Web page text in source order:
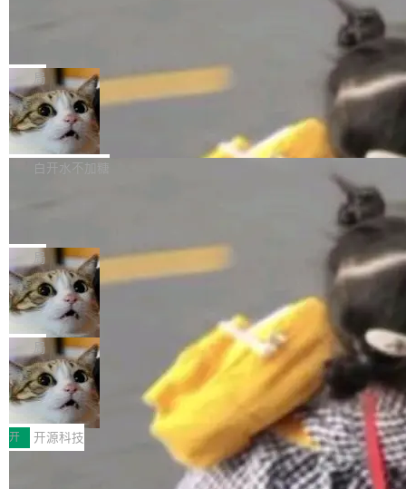
质的最低采样率）的音频格式将被拒绝 修复了 C
SS 圆角虚线样式中可能存在的问题 如果表单中
的图像元素不在同一个子树中，则它们将不再关
联 加...
最强的若干项。对于尚未正式发版的 PG 19，则
通过拉取过去一年内（从 PG 18 Beta1 时间点
至今）的所有 commit，同样交由 AI 分析提炼。
经过人工复核，准确度令人满意。这一方法也为
社区爱好者提供了高效跟踪新版本的思路。
维护工作一直与我的日常工作、家务、社交生活
和休闲娱乐竞争时间。" 这是 libexpat 维护者 S
ebastian Pipping 写在博客里的话。8 月 4 日，
他宣布了一个新消息：从 2026 年 8 月 1 日起，
他可以全职维护 libexpat 了，最长 6 个月。发
库之一。你的操作系统、浏览器、无数的基础设
施软件，很可能都在用它。而过去十年，维护它
的人一直在用业余...
局
Firefox 153.0.3 发布
Firefox 153.0.3 现已发布，具体更新内容如
下： New Smart Window 包含多项增强功能：
gi?id=2019042">Bug&nbsp;2019042</a>）</l
i> <li>现在，助手可以直接使用 Exa 的网络搜索
结果回答问题，而无需将问题转交给搜索引擎。
（<a href="https://bugzilla.mozilla.org/show_
bug.cgi?id=204...
白开水不加糖
的 npm 包。项目的核心论点是：容器不适合 Ag
ent 计算。真正适合的，是 Isolate。 Cloudflare
工程师在这件事上没什么可谦虚的——他们用 W
orkers 跑了十年 Isolate。用 CEO Matthew Pri
nce 的话说：「我们一生都在用 Isolate 运行代
码，而 AI Agent 不需要容器，它们需要的是 Iso
late。」 容器为什么不合适 容器的问题在于启动
和销毁都太重了。一个 Agent 要执行的任务可能
只需要几毫秒的 CPU 时间，但容器从冷启动到
就绪要花数秒。如果未来有十...
局
OpenAI 公开邮件和聊天记录回应苹果
诉讼，称“Apple is getting this wron
g”
上个月，苹果一纸诉状把 OpenAI 告上法庭，指
控其挖角苹果前员工并窃取商业秘密。苹果的诉
状把 OpenAI 描述成一个系统性地从前东家挖
人、套取机密信息的对手。 OpenAI 没发律师
函，也没选择庭外沉默。它在官网贴了一篇博
文，标题只有六个字：Apple is getting this wro
ng。 然后，它把邮件往来和 iMessage 聊天记
录全贴了出来。 他发错人了 苹果外部律师 Gabr
局
HUAWEI MatePad Edge上架WorkBu
ddy鸿蒙PC版，说话就能干活的AI办公
搭子
全能AI工作台WorkBuddy鸿蒙PC版上架HUAWE
I MatePad Edge应用市场，直接下载即可使
用，与鸿蒙电脑上的体验一致。值得一提的是，
这是目前市面上唯一支持平板接入WorkBuddy P
开 开源科技
FFmpeg 9.0 发布：代号“Lei”，以此纪